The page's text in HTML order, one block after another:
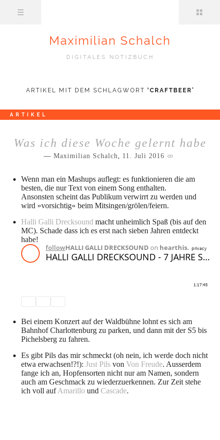
Maximilian Schalch
DIGITALES NOTIZBUCH
ARTIKEL MIT DEM SCHLAGWORT ‘CRAFTBEER’
ARTIKEL
Was ich diese Woche gelernt habe
Maximilian Schalch, 11. Juli 2016
Wenn man ein Mashups auflegt: es funktionieren die am
besten, die nur Text von einem Song enthalten.
Ansonsten scheint das Publikum verwirrt zu werden und
wird »vorsichtig« beim Mitsingen/grölen/feiern.
Halli Galli Drecksound macht unheimlich Spaß (bis auf den
MC). Schade dass ich es erst nach sieben Jahren entdeckt
habe!
Bei einem Konzert auf der Waldbühne lohnt es sich am
Bahnhof Charlottenburg zu parken, und dann mit der S5 bis
Pichelsberg zu fahren.
Es gibt Pils das mir schmeckt (oh nein, ich werde doch nicht
etwa erwachsen!?!): Just Pils von Von Freude. Ausserdem
fange ich an, Hopfensorten nicht nur am Namen, sondern
auch am Geschmack zu wiederzuerkennen. Zur Zeit stehe
ich voll aufAmarillo und Cascade.